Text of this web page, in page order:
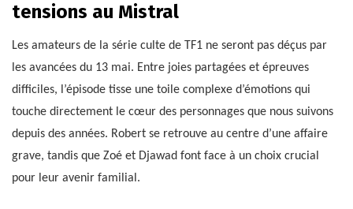
tensions au Mistral
Les amateurs de la série culte de TF1 ne seront pas déçus par
les avancées du 13 mai. Entre joies partagées et épreuves
difficiles, l’épisode tisse une toile complexe d’émotions qui
touche directement le cœur des personnages que nous suivons
depuis des années. Robert se retrouve au centre d’une affaire
grave, tandis que Zoé et Djawad font face à un choix crucial
pour leur avenir familial.